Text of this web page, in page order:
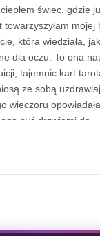
świec, gdzie
towarzyszyłam mojej
która wiedziała,
dla oczu. To ona
tajemnic kart
ze sobą
wieczoru
być drzwiami do
chwile nie tylko